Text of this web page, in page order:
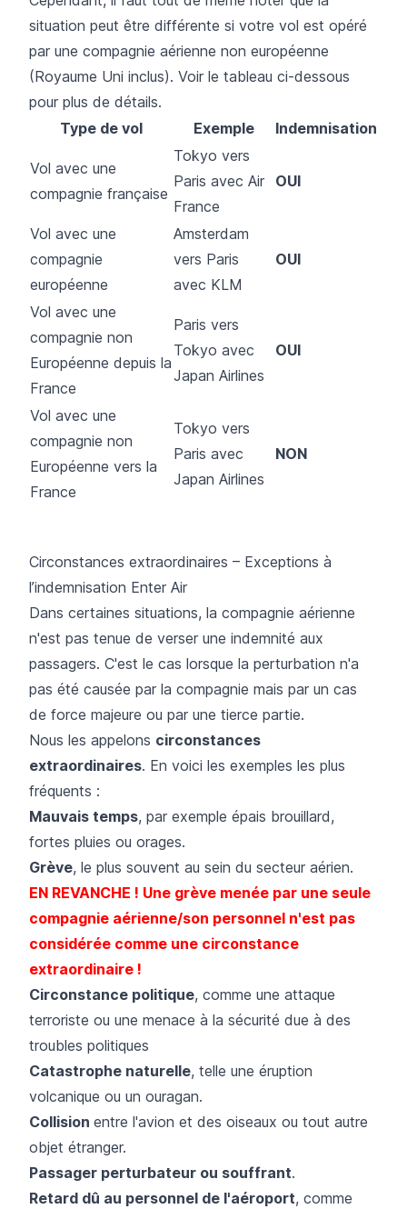
situation peut être différente si votre vol est opéré
par une compagnie aérienne non européenne
(Royaume Uni inclus). Voir le tableau ci-dessous
pour plus de détails.
Type de vol
Exemple Indemnisation
Vol avec une
compagnie française
Tokyo vers
Paris avec Air
France
OUI
Vol avec une
compagnie
européenne
Amsterdam
vers Paris
avec KLM
OUI
Vol avec une
compagnie non
Européenne depuis la
France
Paris vers
Tokyo avec
Japan Airlines
OUI
Vol avec une
compagnie non
Européenne vers la
France
Tokyo vers
Paris avec
Japan Airlines
NON
Circonstances extraordinaires – Exceptions à
l’indemnisation Enter Air
Dans certaines situations, la compagnie aérienne
n'est pas tenue de verser une indemnité aux
passagers. C'est le cas lorsque la perturbation n'a
pas été causée par la compagnie mais par un cas
de force majeure ou par une tierce partie.
Nous les appelons circonstances
extraordinaires. En voici les exemples les plus
fréquents :
Mauvais temps, par exemple épais brouillard,
fortes pluies ou orages.
Grève, le plus souvent au sein du secteur aérien.
EN REVANCHE ! Une grève menée par une seule
compagnie aérienne/son personnel n'est pas
considérée comme une circonstance
extraordinaire !
Circonstance politique, comme une attaque
terroriste ou une menace à la sécurité due à des
troubles politiques
Catastrophe naturelle, telle une éruption
volcanique ou un ouragan.
Collision entre l'avion et des oiseaux ou tout autre
objet étranger.
Passager perturbateur ou souffrant.​
Retard dû au personnel de l'aéroport, comme